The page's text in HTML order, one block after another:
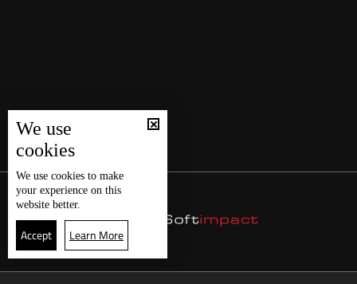
22
We use
cookies
We use cookies to make
your experience on this
website better.
Accept Learn More